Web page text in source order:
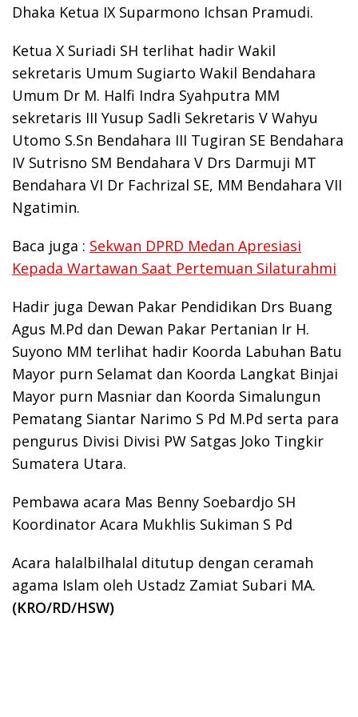
Dhaka Ketua IX Suparmono Ichsan Pramudi.
Ketua X Suriadi SH terlihat hadir Wakil
sekretaris Umum Sugiarto Wakil Bendahara
Umum Dr M. Halfi Indra Syahputra MM
sekretaris III Yusup Sadli Sekretaris V Wahyu
Utomo S.Sn Bendahara III Tugiran SE Bendahara
IV Sutrisno SM Bendahara V Drs Darmuji MT
Bendahara VI Dr Fachrizal SE, MM Bendahara VII
Ngatimin.
Baca juga : Sekwan DPRD Medan Apresiasi
Kepada Wartawan Saat Pertemuan Silaturahmi
Hadir juga Dewan Pakar Pendidikan Drs Buang
Agus M.Pd dan Dewan Pakar Pertanian Ir H.
Suyono MM terlihat hadir Koorda Labuhan Batu
Mayor purn Selamat dan Koorda Langkat Binjai
Mayor purn Masniar dan Koorda Simalungun
Pematang Siantar Narimo S Pd M.Pd serta para
pengurus Divisi Divisi PW Satgas Joko Tingkir
Sumatera Utara.
Pembawa acara Mas Benny Soebardjo SH
Koordinator Acara Mukhlis Sukiman S Pd
Acara halalbilhalal ditutup dengan ceramah
agama Islam oleh Ustadz Zamiat Subari MA.
(KRO/RD/HSW)